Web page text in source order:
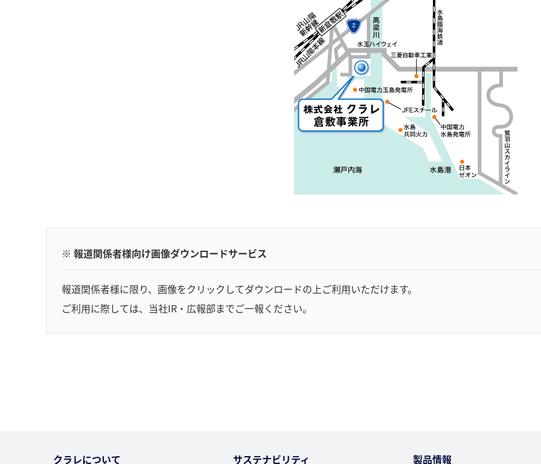
※ 報道関係者様向け画像ダウンロードサービス
報道関係者様に限り、画像をクリックしてダウンロードの上ご利用いただけます。
ご利用に際しては、当社IR・広報部までご一報ください。
クラレについて
サステナビリティ
製品情報